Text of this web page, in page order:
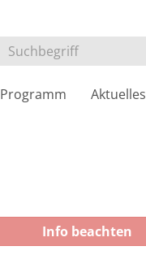
Programm Aktuelles
Info beachten